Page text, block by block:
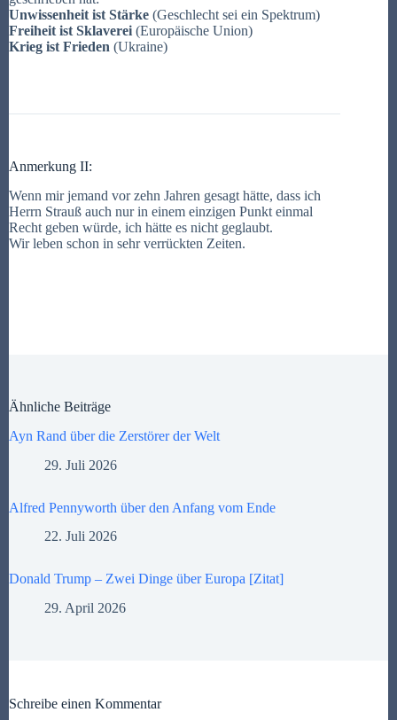
Unwissenheit ist Stärke (Geschlecht sei ein Spektrum)
Freiheit ist Sklaverei (Europäische Union)
Krieg ist Frieden (Ukraine)
Anmerkung II:
Wenn mir jemand vor zehn Jahren gesagt hätte, dass ich
Herrn Strauß auch nur in einem einzigen Punkt einmal
Recht geben würde, ich hätte es nicht geglaubt.
Wir leben schon in sehr verrückten Zeiten.
Ähnliche Beiträge
Ayn Rand über die Zerstörer der Welt
29. Juli 2026
Alfred Pennyworth über den Anfang vom Ende
22. Juli 2026
Donald Trump – Zwei Dinge über Europa [Zitat]
29. April 2026
Schreibe einen Kommentar